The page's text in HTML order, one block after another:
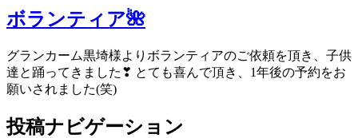
ボランティア🌺
グランカーム黒埼様よりボランティアのご依頼を頂き、子供
達と踊ってきました❣ とても喜んで頂き、1年後の予約をお
願いされました(笑)
投稿ナビゲーション